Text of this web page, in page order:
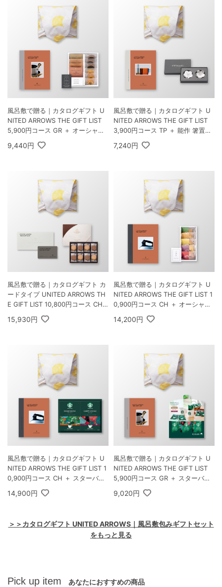
風呂敷で贈る｜カタログギフト U
NITED ARROWS THE GIFT LIST
5,900円コース GR ＋ オーシャン
テール Speciality Coffee＆バーム
セット A
9,440円
風呂敷で贈る｜カタログギフト U
NITED ARROWS THE GIFT LIST
3,900円コース TP ＋ 能作 箸置き
花ばな 梅・桜 2個セット
7,240円
風呂敷で贈る｜カタログギフト カ
ードタイプ UNITED ARROWS TH
E GIFT LIST 10,800円コース CH
＋ GODIVA ゴディバ ラングドシャ
クッキーアソートメント 30枚入
15,930円
風呂敷で贈る｜カタログギフト U
NITED ARROWS THE GIFT LIST 1
0,900円コース CH ＋ オーシャン
テール 極バームセット A
14,200円
風呂敷で贈る｜カタログギフト U
NITED ARROWS THE GIFT LIST 1
0,900円コース CH ＋ スターバッ
クス オリガミ パーソナルドリップ
コーヒーギフトB
14,900円
風呂敷で贈る｜カタログギフト U
NITED ARROWS THE GIFT LIST
5,900円コース GR ＋ スターバッ
クス オリガミ パーソナルドリップ
コーヒーギフトA
9,020円
＞＞カタログギフト UNITED ARROWS｜風呂敷包みギフトセット
をもっと見る
Pick up item あなたにおすすめの商品